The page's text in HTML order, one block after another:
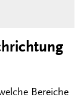
Bereiche